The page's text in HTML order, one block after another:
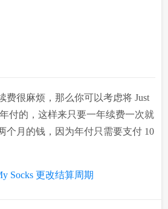
费很麻烦，那么你可以考虑将 Just
付的，这样来只要一年续费一次就
个月的钱，因为年付只需要支付 10
Socks 更改结算周期